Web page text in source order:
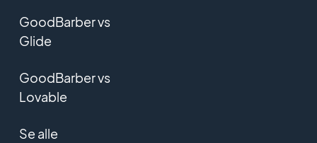
GoodBarber vs
Glide
GoodBarber vs
Lovable
Se alle